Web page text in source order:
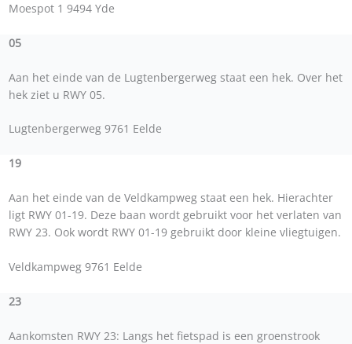
Moespot 1 9494 Yde
05
Aan het einde van de Lugtenbergerweg staat een hek. Over het
hek ziet u RWY 05.
Lugtenbergerweg 9761 Eelde
19
Aan het einde van de Veldkampweg staat een hek. Hierachter
ligt RWY 01-19. Deze baan wordt gebruikt voor het verlaten van
RWY 23. Ook wordt RWY 01-19 gebruikt door kleine vliegtuigen.
Veldkampweg 9761 Eelde
23
Aankomsten RWY 23: Langs het fietspad is een groenstrook